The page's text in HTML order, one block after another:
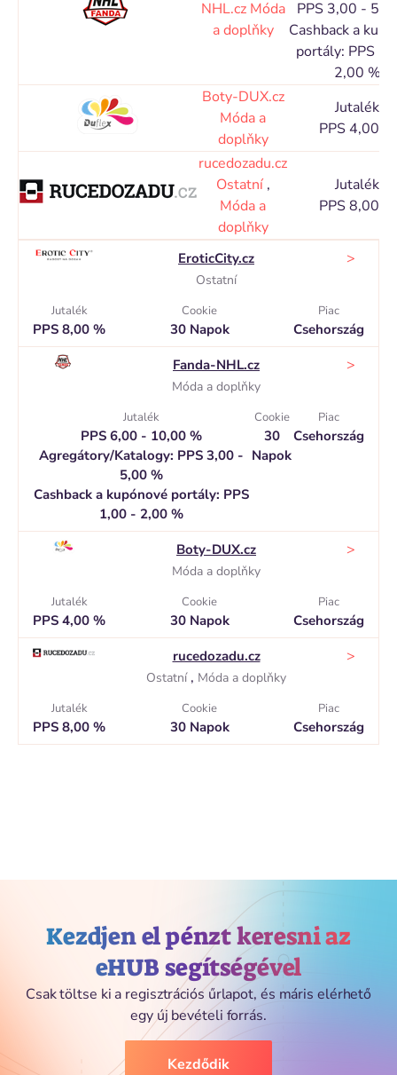
NHL.cz Móda
a doplňky
PPS 3,00 -
Cashback a
portály: PPS
2,00 %
Boty-DUX.cz
Móda a
doplňky
Jutalék
PPS 4,00 %
rucedozadu.cz
Ostatní ,
Móda a
doplňky
Jutalék
PPS 8,00 %
EroticCity.cz
Ostatní
>
Jutalék
PPS 8,00 %
Cookie
30 Napok
Piac
Csehország
Fanda-NHL.cz
Móda a doplňky
>
Jutalék
PPS 6,00 - 10,00 %
Agregátory/Katalogy: PPS 3,00 -
5,00 %
Cashback a kupónové portály: PPS
1,00 - 2,00 %
Cookie
30
Napok
Piac
Csehország
Boty-DUX.cz
Móda a doplňky
>
Jutalék
PPS 4,00 %
Cookie
30 Napok
Piac
Csehország
rucedozadu.cz
Ostatní , Móda a doplňky
>
Jutalék
PPS 8,00 %
Cookie
30 Napok
Piac
Csehország
Kezdjen el pénzt keresni az
eHUB segítségével
Csak töltse ki a regisztrációs űrlapot, és máris elérhető
egy új bevételi forrás.
Kezdődik